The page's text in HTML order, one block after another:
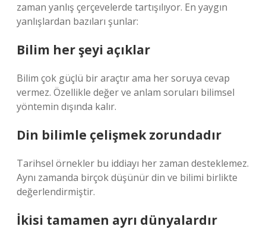
zaman yanlış çerçevelerde tartışılıyor. En yaygın
yanlışlardan bazıları şunlar:
Bilim her şeyi açıklar
Bilim çok güçlü bir araçtır ama her soruya cevap
vermez. Özellikle değer ve anlam soruları bilimsel
yöntemin dışında kalır.
Din bilimle çelişmek zorundadır
Tarihsel örnekler bu iddiayı her zaman desteklemez.
Aynı zamanda birçok düşünür din ve bilimi birlikte
değerlendirmiştir.
İkisi tamamen ayrı dünyalardır